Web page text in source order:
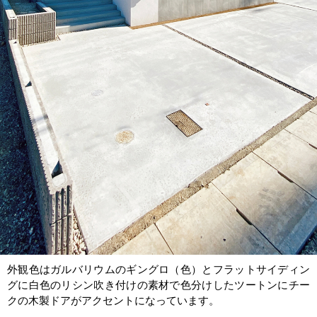
外観色はガルバリウムのギングロ（色）とフラットサイディン
グに白色のリシン吹き付けの素材で色分けしたツートンにチー
クの木製ドアがアクセントになっています。